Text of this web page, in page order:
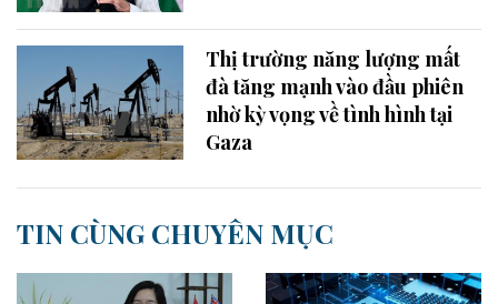
Thị trường năng lượng mất
đà tăng mạnh vào đầu phiên
nhờ kỳ vọng về tình hình tại
Gaza
TIN CÙNG CHUYÊN MỤC